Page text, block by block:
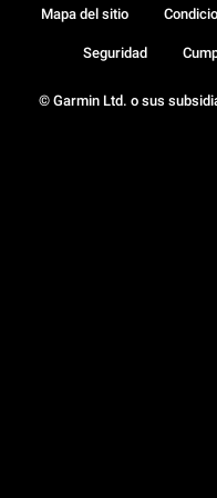
© Garmin Ltd. o sus
Mapa del sitio
Seguridad